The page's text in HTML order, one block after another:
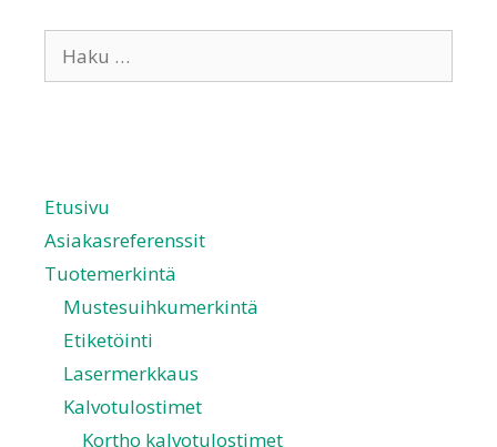
Etusivu
Asiakasreferenssit
Tuotemerkintä
Mustesuihkumerkintä
Etiketöinti
Lasermerkkaus
Kalvotulostimet
Kortho kalvotulostimet